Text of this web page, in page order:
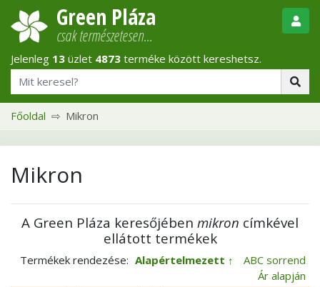
Green Pláza
csak természetesen…
Jelenleg 13 üzlet 4873 terméke között kereshetsz.
Főoldal Mikron
Mikron
A Green Pláza keresőjében mikron címkével
ellátott termékek
Termékek rendezése: Alapértelmezett
ABC sorrend
Ár alapján